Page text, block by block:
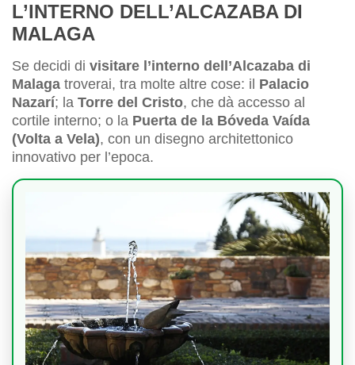
L’INTERNO DELL’ALCAZABA DI
MALAGA
Se decidi di visitare l’interno dell’Alcazaba di
Malaga troverai, tra molte altre cose: il Palacio
Nazarí; la Torre del Cristo, che dà accesso al
cortile interno; o la Puerta de la Bóveda Vaída
(Volta a Vela), con un disegno architettonico
innovativo per l’epoca.